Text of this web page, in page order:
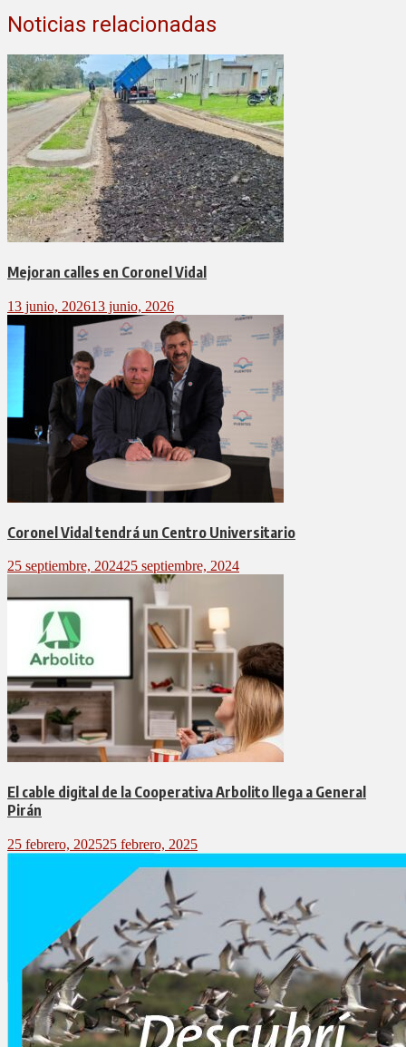
Noticias relacionadas
Mejoran calles en Coronel Vidal
13 junio, 202613 junio, 2026
Coronel Vidal tendrá un Centro Universitario
25 septiembre, 202425 septiembre, 2024
El cable digital de la Cooperativa Arbolito llega a General
Pirán
25 febrero, 202525 febrero, 2025